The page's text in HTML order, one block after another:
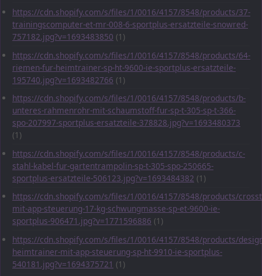
https://cdn.shopify.com/s/files/1/0016/4157/8548/products/37-
trainingscomputer-et-mr-008-6-sportplus-ersatzteile-snowred-
757182.jpg?v=1693483850 (1)
https://cdn.shopify.com/s/files/1/0016/4157/8548/products/64-
riemen-fur-heimtrainer-sp-ht-9600-ie-sportplus-ersatzteile-
195740.jpg?v=1693482766 (1)
https://cdn.shopify.com/s/files/1/0016/4157/8548/products/b-
unteres-rahmenrohr-mit-schaumstoff-fur-sp-t-305-sp-t-366-
spo-207997-sportplus-ersatzteile-378828.jpg?v=1693480373
(1)
https://cdn.shopify.com/s/files/1/0016/4157/8548/products/c-
stahl-kabel-fur-gartentrampolin-sp-t-305-spo-250665-
sportplus-ersatzteile-506123.jpg?v=1693484382 (1)
https://cdn.shopify.com/s/files/1/0016/4157/8548/products/
mit-app-steuerung-17-kg-schwungmasse-sp-et-9600-ie-
sportplus-906471.jpg?v=1771596886 (1)
https://cdn.shopify.com/s/files/1/0016/4157/8548/products/
heimtrainer-mit-app-steuerung-sp-ht-9910-ie-sportplus-
540181.jpg?v=1694375721 (1)